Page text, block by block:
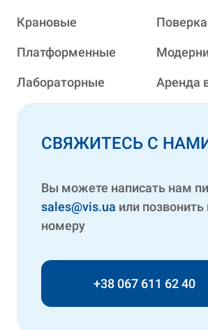
Крановые
Платформенные
Лабораторные
Поверка
Аренда
СВЯЖИТЕСЬ С
Вы можете написать нам
sales@vis.ua или позвонить
номеру
+38 067 611 62 40